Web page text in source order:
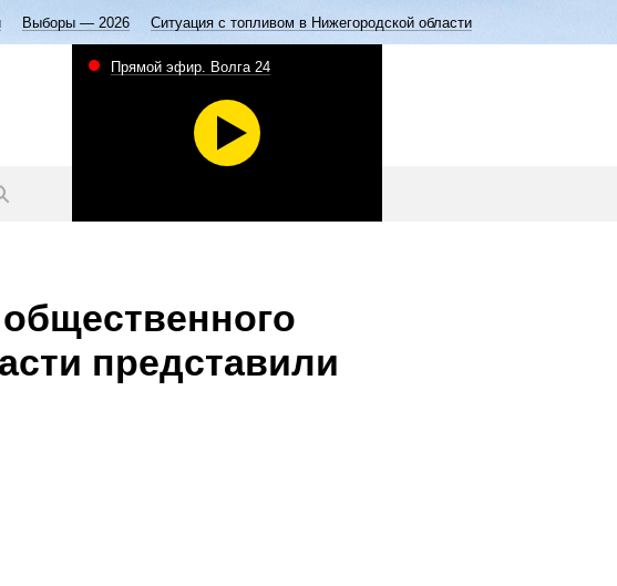
Выборы — 2026 Ситуация с топливом в Нижегородской области
Прямой эфир. Волга 24
представили